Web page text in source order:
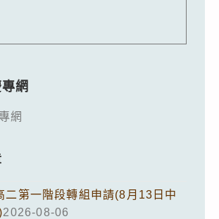
網
網
二第一階段轉組申請(8月13日中
2026-08-06